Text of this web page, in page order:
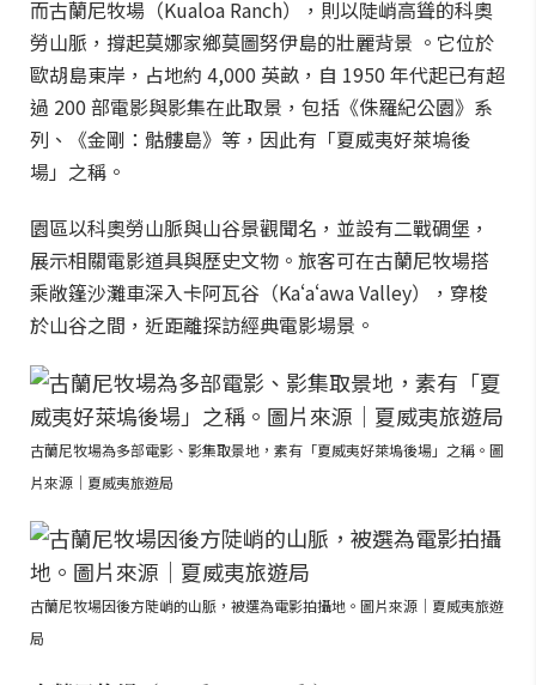
而古蘭尼牧場（Kualoa Ranch），則以陡峭高聳的科奧
勞山脈，撐起莫娜家鄉莫圖努伊島的壯麗背景 。它位於
歐胡島東岸，占地約 4,000 英畝，自 1950 年代起已有超
過 200 部電影與影集在此取景，包括《侏羅紀公園》系
列、《金剛：骷髏島》等，因此有「夏威夷好萊塢後
場」之稱。
園區以科奧勞山脈與山谷景觀聞名，並設有二戰碉堡，
展示相關電影道具與歷史文物。旅客可在古蘭尼牧場搭
乘敞篷沙灘車深入卡阿瓦谷（Kaʻaʻawa Valley），穿梭
於山谷之間，近距離探訪經典電影場景。
古蘭尼牧場為多部電影、影集取景地，素有「夏威夷好萊塢後場」之稱。圖
片來源｜夏威夷旅遊局
古蘭尼牧場因後方陡峭的山脈，被選為電影拍攝地。圖片來源｜夏威夷旅遊
局